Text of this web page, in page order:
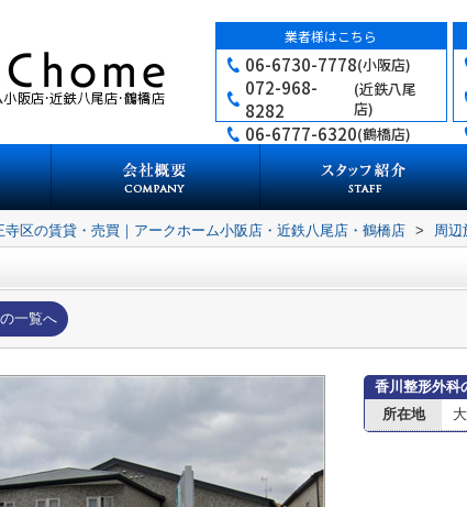
業者様はこちら
06-6730-7778(小阪店)
072-968-
8282
(近鉄八尾
店)
06-6777-6320(鶴橋店)
区の賃貸・売買｜アークホーム小阪店・近鉄八尾店・鶴橋店 > 周辺
一覧へ
香川整形外科
所在地